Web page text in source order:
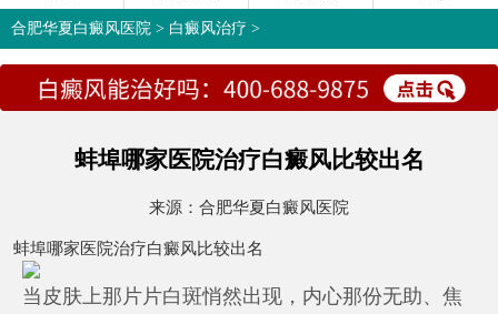
合肥华夏白癜风医院 > 白癜风治疗 >
蚌埠哪家医院治疗白癜风比较出名
来源： 合肥华夏白癜风医院
蚌埠哪家医院治疗白癜风比较出名
当皮肤上那片片白斑悄然出现，内心那份无助、焦